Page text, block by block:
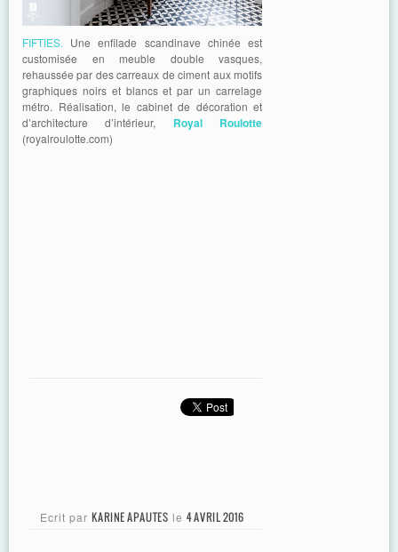
FIFTIES. Une enfilade scandinave chinée est
customisée en meuble double vasques,
rehaussée par des carreaux de ciment aux motifs
graphiques noirs et blancs et par un carrelage
métro. Réalisation, le cabinet de décoration et
d’architecture d’intérieur, Royal Roulotte
(royalroulotte.com)
Ecrit par KARINE APAUTES le 4 AVRIL 2016